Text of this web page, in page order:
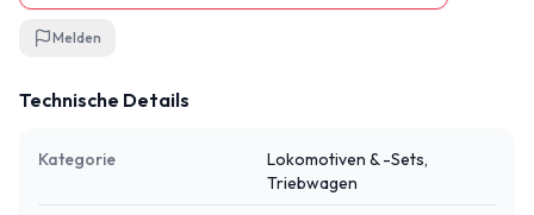
Melden
Technische Details
Kategorie
Lokomotiven & -Sets,
Triebwagen